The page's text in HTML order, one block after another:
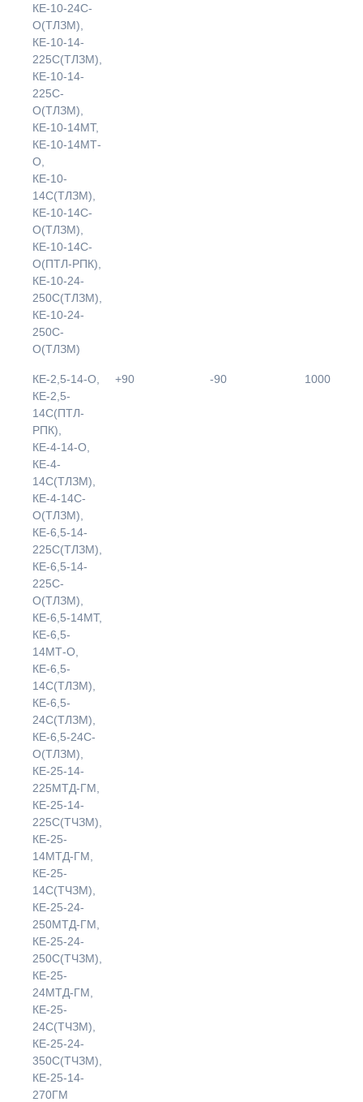
КЕ-10-24С-
О(ТЛЗМ),
КЕ-10-14-
225С(ТЛЗМ),
КЕ-10-14-
225С-
О(ТЛЗМ),
КЕ-10-14МТ,
КЕ-10-14МТ-
О,
КЕ-10-
14С(ТЛЗМ),
КЕ-10-14С-
О(ТЛЗМ),
КЕ-10-14С-
О(ПТЛ-РПК),
КЕ-10-24-
250С(ТЛЗМ),
КЕ-10-24-
250С-
О(ТЛЗМ)
КЕ-2,5-14-О,
КЕ-2,5-
14С(ПТЛ-
РПК),
КЕ-4-14-О,
КЕ-4-
14С(ТЛЗМ),
КЕ-4-14С-
О(ТЛЗМ),
КЕ-6,5-14-
225С(ТЛЗМ),
КЕ-6,5-14-
225С-
О(ТЛЗМ),
КЕ-6,5-14МТ,
КЕ-6,5-
14МТ-О,
КЕ-6,5-
14С(ТЛЗМ),
КЕ-6,5-
24С(ТЛЗМ),
КЕ-6,5-24С-
О(ТЛЗМ),
КЕ-25-14-
225МТД-ГМ,
КЕ-25-14-
225С(ТЧЗМ),
КЕ-25-
14МТД-ГМ,
КЕ-25-
14С(ТЧЗМ),
КЕ-25-24-
250МТД-ГМ,
КЕ-25-24-
250С(ТЧЗМ),
КЕ-25-
24МТД-ГМ,
КЕ-25-
24С(ТЧЗМ),
КЕ-25-24-
350С(ТЧЗМ),
КЕ-25-14-
270ГМ
+90 -90 1000